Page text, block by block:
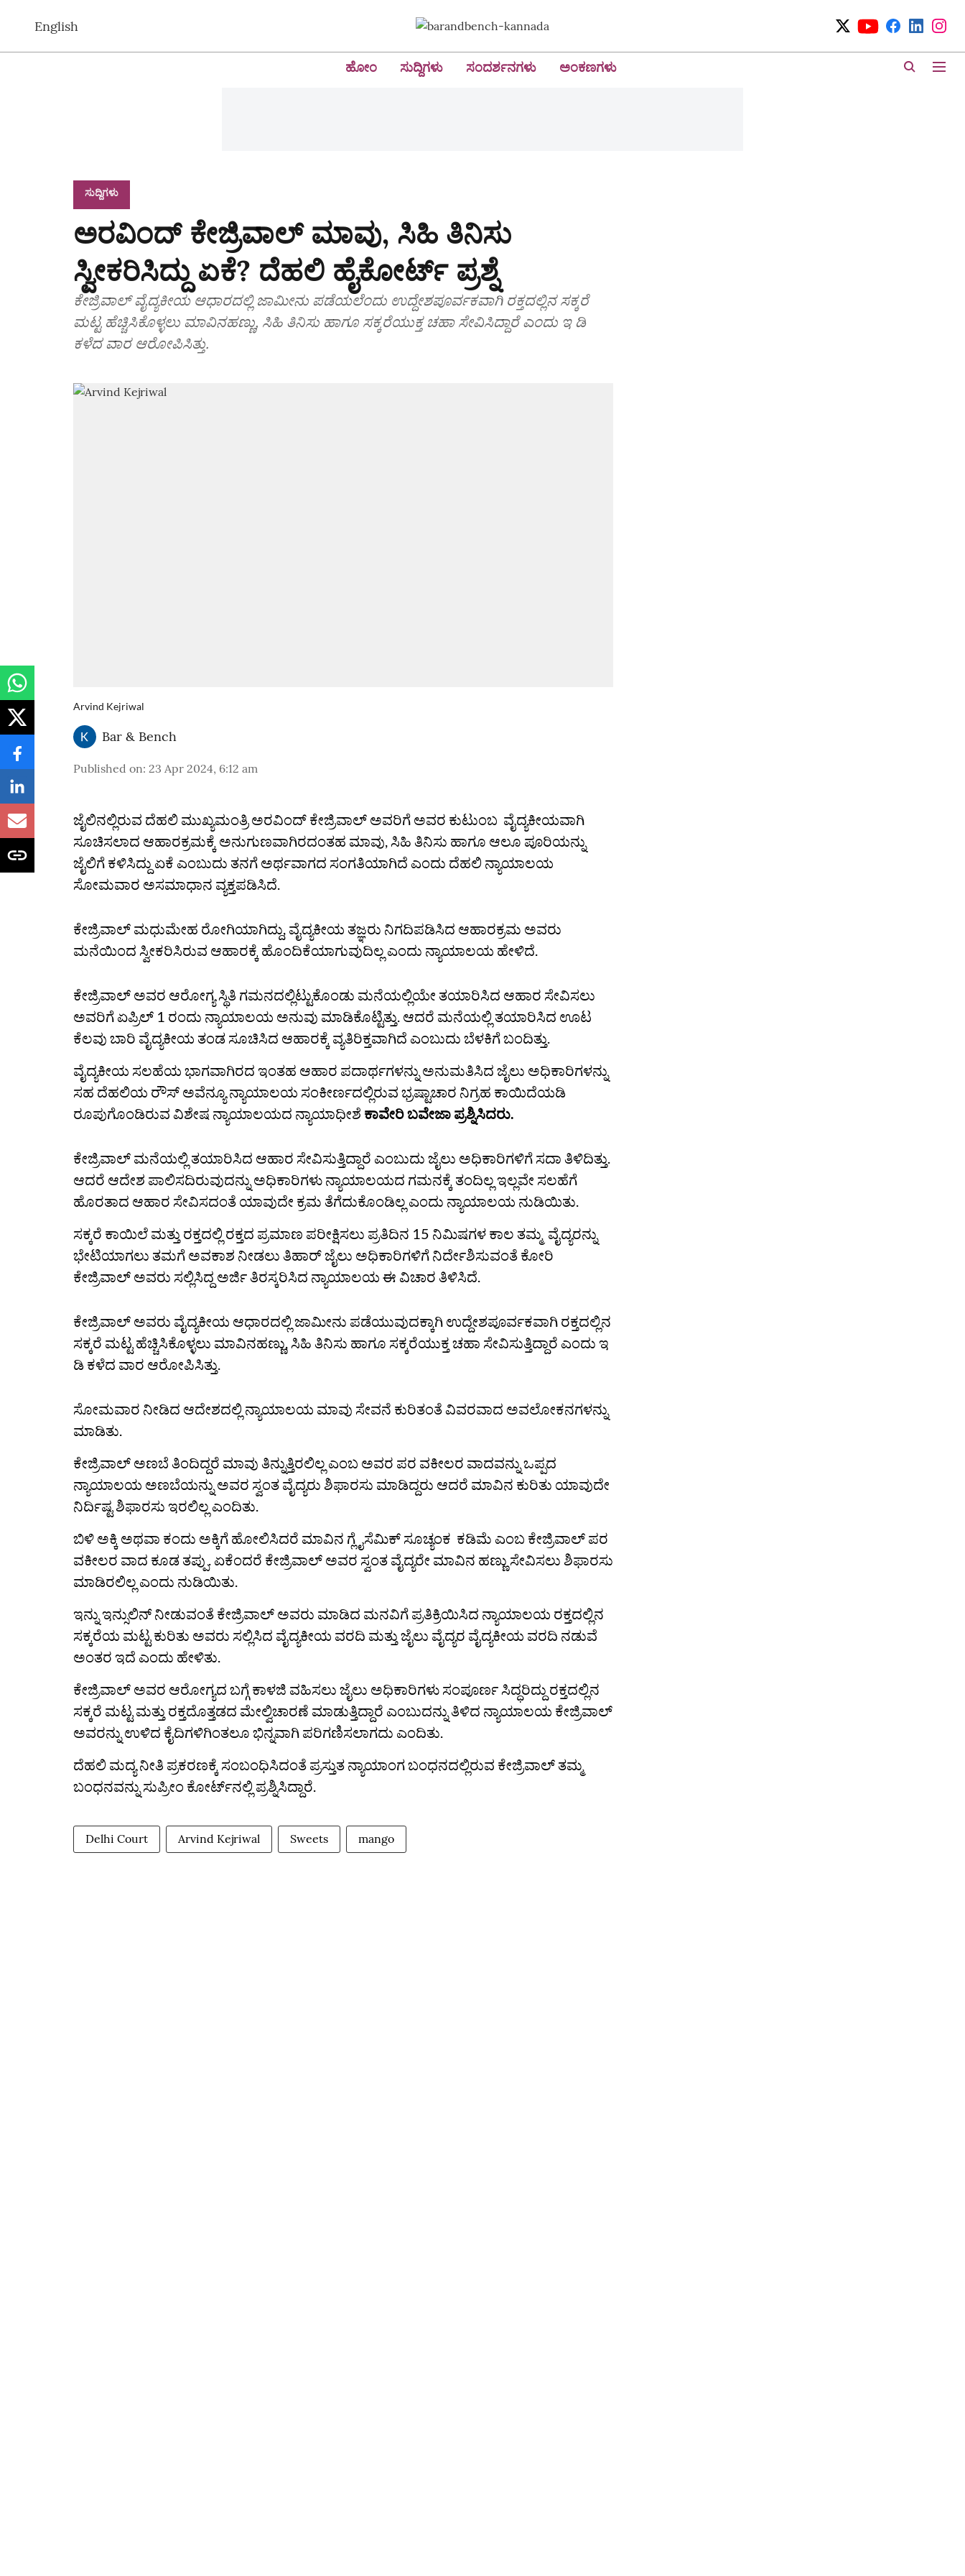
English
ಹೋಂ ಸುದ್ದಿಗಳು ಸಂದರ್ಶನಗಳು ಅಂಕಣಗಳು
ಸುದ್ದಿಗಳು
ಅರವಿಂದ್ ಕೇಜ್ರಿವಾಲ್ ಮಾವು, ಸಿಹಿ ತಿನಿಸು
ಸ್ವೀಕರಿಸಿದ್ದು ಏಕೆ? ದೆಹಲಿ ಹೈಕೋರ್ಟ್ ಪ್ರಶ್ನೆ
ಕೇಜ್ರಿವಾಲ್ ವೈದ್ಯಕೀಯ ಆಧಾರದಲ್ಲಿ ಜಾಮೀನು ಪಡೆಯಲೆಂದು ಉದ್ದೇಶಪೂರ್ವಕವಾಗಿ ರಕ್ತದಲ್ಲಿನ ಸಕ್ಕರೆ
ಮಟ್ಟ ಹೆಚ್ಚಿಸಿಕೊಳ್ಳಲು ಮಾವಿನಹಣ್ಣು, ಸಿಹಿ ತಿನಿಸು ಹಾಗೂ ಸಕ್ಕರೆಯುಕ್ತ ಚಹಾ ಸೇವಿಸಿದ್ದಾರೆ ಎಂದು ಇ ಡಿ
ಕಳೆದ ವಾರ ಆರೋಪಿಸಿತ್ತು.
Arvind Kejriwal
Bar & Bench
Published on: 23 Apr 2024, 6:12 am
ಜೈಲಿನಲ್ಲಿರುವ ದೆಹಲಿ ಮುಖ್ಯಮಂತ್ರಿ ಅರವಿಂದ್ ಕೇಜ್ರಿವಾಲ್ ಅವರಿಗೆ ಅವರ ಕುಟುಂಬ ವೈದ್ಯಕೀಯವಾಗಿ
ಸೂಚಿಸಲಾದ ಆಹಾರಕ್ರಮಕ್ಕೆ ಅನುಗುಣವಾಗಿರದಂತಹ ಮಾವು, ಸಿಹಿ ತಿನಿಸು ಹಾಗೂ ಆಲೂ ಪೂರಿಯನ್ನು
ಜೈಲಿಗೆ ಕಳಿಸಿದ್ದು ಏಕೆ ಎಂಬುದು ತನಗೆ ಅರ್ಥವಾಗದ ಸಂಗತಿಯಾಗಿದೆ ಎಂದು ದೆಹಲಿ ನ್ಯಾಯಾಲಯ
ಸೋಮವಾರ ಅಸಮಾಧಾನ ವ್ಯಕ್ತಪಡಿಸಿದೆ.
ಕೇಜ್ರಿವಾಲ್ ಮಧುಮೇಹ ರೋಗಿಯಾಗಿದ್ದು, ವೈದ್ಯಕೀಯ ತಜ್ಞರು ನಿಗದಿಪಡಿಸಿದ ಆಹಾರಕ್ರಮ ಅವರು
ಮನೆಯಿಂದ ಸ್ವೀಕರಿಸಿರುವ ಆಹಾರಕ್ಕೆ ಹೊಂದಿಕೆಯಾಗುವುದಿಲ್ಲ ಎಂದು ನ್ಯಾಯಾಲಯ ಹೇಳಿದೆ.
ಕೇಜ್ರಿವಾಲ್ ಅವರ ಆರೋಗ್ಯ ಸ್ಥಿತಿ ಗಮನದಲ್ಲಿಟ್ಟುಕೊಂಡು ಮನೆಯಲ್ಲಿಯೇ ತಯಾರಿಸಿದ ಆಹಾರ ಸೇವಿಸಲು
ಅವರಿಗೆ ಏಪ್ರಿಲ್ 1 ರಂದು ನ್ಯಾಯಾಲಯ ಅನುವು ಮಾಡಿಕೊಟ್ಟಿತ್ತು. ಆದರೆ ಮನೆಯಲ್ಲಿ ತಯಾರಿಸಿದ ಊಟ
ಕೆಲವು ಬಾರಿ ವೈದ್ಯಕೀಯ ತಂಡ ಸೂಚಿಸಿದ ಆಹಾರಕ್ಕೆ ವ್ಯತಿರಿಕ್ತವಾಗಿದೆ ಎಂಬುದು ಬೆಳಕಿಗೆ ಬಂದಿತ್ತು.
ವೈದ್ಯಕೀಯ ಸಲಹೆಯ ಭಾಗವಾಗಿರದ ಇಂತಹ ಆಹಾರ ಪದಾರ್ಥಗಳನ್ನು ಅನುಮತಿಸಿದ ಜೈಲು ಅಧಿಕಾರಿಗಳನ್ನು
ಸಹ ದೆಹಲಿಯ ರೌಸ್ ಅವೆನ್ಯೂ ನ್ಯಾಯಾಲಯ ಸಂಕೀರ್ಣದಲ್ಲಿರುವ ಭ್ರಷ್ಟಾಚಾರ ನಿಗ್ರಹ ಕಾಯಿದೆಯಡಿ
ರೂಪುಗೊಂಡಿರುವ ವಿಶೇಷ ನ್ಯಾಯಾಲಯದ ನ್ಯಾಯಾಧೀಶೆ ಕಾವೇರಿ ಬವೇಜಾ ಪ್ರಶ್ನಿಸಿದರು.
ಕೇಜ್ರಿವಾಲ್‌ ಮನೆಯಲ್ಲಿ ತಯಾರಿಸಿದ ಆಹಾರ ಸೇವಿಸುತ್ತಿದ್ದಾರೆ ಎಂಬುದು ಜೈಲು ಅಧಿಕಾರಿಗಳಿಗೆ ಸದಾ ತಿಳಿದಿತ್ತು.
ಆದರೆ ಆದೇಶ ಪಾಲಿಸದಿರುವುದನ್ನು ಅಧಿಕಾರಿಗಳು ನ್ಯಾಯಾಲಯದ ಗಮನಕ್ಕೆ ತಂದಿಲ್ಲ ಇಲ್ಲವೇ ಸಲಹೆಗೆ
ಹೊರತಾದ ಆಹಾರ ಸೇವಿಸದಂತೆ ಯಾವುದೇ ಕ್ರಮ ತೆಗೆದುಕೊಂಡಿಲ್ಲ ಎಂದು ನ್ಯಾಯಾಲಯ ನುಡಿಯಿತು.
ಸಕ್ಕರೆ ಕಾಯಿಲೆ ಮತ್ತು ರಕ್ತದಲ್ಲಿ ರಕ್ತದ ಪ್ರಮಾಣ ಪರೀಕ್ಷಿಸಲು ಪ್ರತಿದಿನ 15 ನಿಮಿಷಗಳ ಕಾಲ ತಮ್ಮ ವೈದ್ಯರನ್ನು
ಭೇಟಿಯಾಗಲು ತಮಗೆ ಅವಕಾಶ ನೀಡಲು ತಿಹಾರ್‌ ಜೈಲು ಅಧಿಕಾರಿಗಳಿಗೆ ನಿರ್ದೇಶಿಸುವಂತೆ ಕೋರಿ
ಕೇಜ್ರಿವಾಲ್‌ ಅವರು ಸಲ್ಲಿಸಿದ್ದ ಅರ್ಜಿ ತಿರಸ್ಕರಿಸಿದ ನ್ಯಾಯಾಲಯ ಈ ವಿಚಾರ ತಿಳಿಸಿದೆ.
ಕೇಜ್ರಿವಾಲ್ ಅವರು ವೈದ್ಯಕೀಯ ಆಧಾರದಲ್ಲಿ ಜಾಮೀನು ಪಡೆಯುವುದಕ್ಕಾಗಿ ಉದ್ದೇಶಪೂರ್ವಕವಾಗಿ ರಕ್ತದಲ್ಲಿನ
ಸಕ್ಕರೆ ಮಟ್ಟ ಹೆಚ್ಚಿಸಿಕೊಳ್ಳಲು ಮಾವಿನಹಣ್ಣು, ಸಿಹಿ ತಿನಿಸು ಹಾಗೂ ಸಕ್ಕರೆಯುಕ್ತ ಚಹಾ ಸೇವಿಸುತ್ತಿದ್ದಾರೆ ಎಂದು ಇ
ಡಿ ಕಳೆದ ವಾರ ಆರೋಪಿಸಿತ್ತು.
ಸೋಮವಾರ ನೀಡಿದ ಆದೇಶದಲ್ಲಿ ನ್ಯಾಯಾಲಯ ಮಾವು ಸೇವನೆ ಕುರಿತಂತೆ ವಿವರವಾದ ಅವಲೋಕನಗಳನ್ನು
ಮಾಡಿತು.
ಕೇಜ್ರಿವಾಲ್ ಅಣಬೆ ತಿಂದಿದ್ದರೆ ಮಾವು ತಿನ್ನುತ್ತಿರಲಿಲ್ಲ ಎಂಬ ಅವರ ಪರ ವಕೀಲರ ವಾದವನ್ನು ಒಪ್ಪದ
ನ್ಯಾಯಾಲಯ ಅಣಬೆಯನ್ನು ಅವರ ಸ್ವಂತ ವೈದ್ಯರು ಶಿಫಾರಸು ಮಾಡಿದ್ದರು ಆದರೆ ಮಾವಿನ ಕುರಿತು ಯಾವುದೇ
ನಿರ್ದಿಷ್ಟ ಶಿಫಾರಸು ಇರಲಿಲ್ಲ ಎಂದಿತು.
ಬಿಳಿ ಅಕ್ಕಿ ಅಥವಾ ಕಂದು ಅಕ್ಕಿಗೆ ಹೋಲಿಸಿದರೆ ಮಾವಿನ ಗ್ಲೈಸೆಮಿಕ್ ಸೂಚ್ಯಂಕ ಕಡಿಮೆ ಎಂಬ ಕೇಜ್ರಿವಾಲ್‌ ಪರ
ವಕೀಲರ ವಾದ ಕೂಡ ತಪ್ಪು. ಏಕೆಂದರೆ ಕೇಜ್ರಿವಾಲ್‌ ಅವರ ಸ್ವಂತ ವೈದ್ಯರೇ ಮಾವಿನ ಹಣ್ಣು ಸೇವಿಸಲು ಶಿಫಾರಸು
ಮಾಡಿರಲಿಲ್ಲ ಎಂದು ನುಡಿಯಿತು.
ಇನ್ನು ಇನ್ಸುಲಿನ್‌ ನೀಡುವಂತೆ ಕೇಜ್ರಿವಾಲ್‌ ಅವರು ಮಾಡಿದ ಮನವಿಗೆ ಪ್ರತಿಕ್ರಿಯಿಸಿದ ನ್ಯಾಯಾಲಯ ರಕ್ತದಲ್ಲಿನ
ಸಕ್ಕರೆಯ ಮಟ್ಟ ಕುರಿತು ಅವರು ಸಲ್ಲಿಸಿದ ವೈದ್ಯಕೀಯ ವರದಿ ಮತ್ತು ಜೈಲು ವೈದ್ಯರ ವೈದ್ಯಕೀಯ ವರದಿ ನಡುವೆ
ಅಂತರ ಇದೆ ಎಂದು ಹೇಳಿತು.
ಕೇಜ್ರಿವಾಲ್ ಅವರ ಆರೋಗ್ಯದ ಬಗ್ಗೆ ಕಾಳಜಿ ವಹಿಸಲು ಜೈಲು ಅಧಿಕಾರಿಗಳು ಸಂಪೂರ್ಣ ಸಿದ್ಧರಿದ್ದು ರಕ್ತದಲ್ಲಿನ
ಸಕ್ಕರೆ ಮಟ್ಟ ಮತ್ತು ರಕ್ತದೊತ್ತಡದ ಮೇಲ್ವಿಚಾರಣೆ ಮಾಡುತ್ತಿದ್ದಾರೆ ಎಂಬುದನ್ನು ತಿಳಿದ ನ್ಯಾಯಾಲಯ ಕೇಜ್ರಿವಾಲ್‌
ಅವರನ್ನು ಉಳಿದ ಕೈದಿಗಳಿಗಿಂತಲೂ ಭಿನ್ನವಾಗಿ ಪರಿಗಣಿಸಲಾಗದು ಎಂದಿತು.
ದೆಹಲಿ ಮದ್ಯ ನೀತಿ ಪ್ರಕರಣಕ್ಕೆ ಸಂಬಂಧಿಸಿದಂತೆ ಪ್ರಸ್ತುತ ನ್ಯಾಯಾಂಗ ಬಂಧನದಲ್ಲಿರುವ ಕೇಜ್ರಿವಾಲ್ ತಮ್ಮ
ಬಂಧನವನ್ನು ಸುಪ್ರೀಂ ಕೋರ್ಟ್‌ನಲ್ಲಿ ಪ್ರಶ್ನಿಸಿದ್ದಾರೆ.
Delhi Court Arvind Kejriwal Sweets mango